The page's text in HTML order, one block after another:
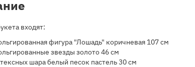
входят:
фигура "Лошадь" коричневая 107 см
звезды золото 46 см
шара белый песок пастель 30 см